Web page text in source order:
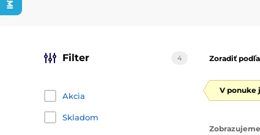
Filter 4
Akcia
Skladom
Zoradiť
V ponuke